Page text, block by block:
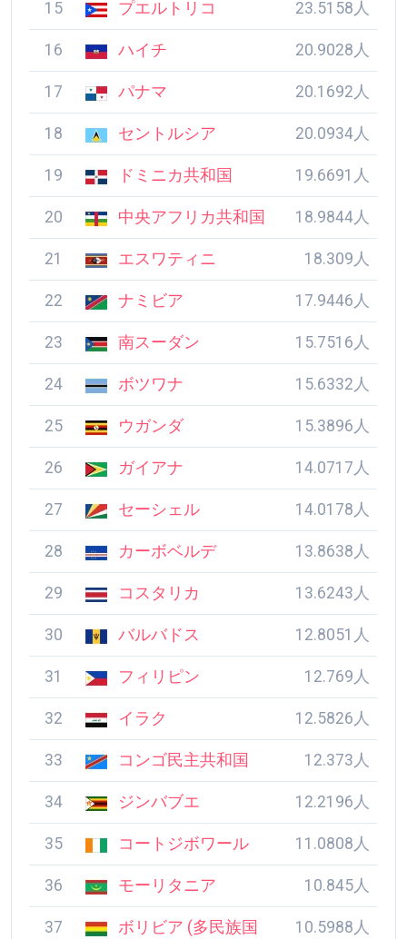
15 プエルトリコ 23.5158人
16 ハイチ 20.9028人
17 パナマ 20.1692人
18 セントルシア 20.0934人
19 ドミニカ共和国 19.6691人
20 中央アフリカ共和国 18.9844人
21 エスワティニ 18.309人
22 ナミビア 17.9446人
23 南スーダン 15.7516人
24 ボツワナ 15.6332人
25 ウガンダ 15.3896人
26 ガイアナ 14.0717人
27 セーシェル 14.0178人
28 カーボベルデ 13.8638人
29 コスタリカ 13.6243人
30 バルバドス 12.8051人
31 フィリピン 12.769人
32 イラク 12.5826人
33 コンゴ民主共和国 12.373人
34 ジンバブエ 12.2196人
35 コートジボワール 11.0808人
36 モーリタニア 10.845人
37
ボリビア (多民族国
10.5988人